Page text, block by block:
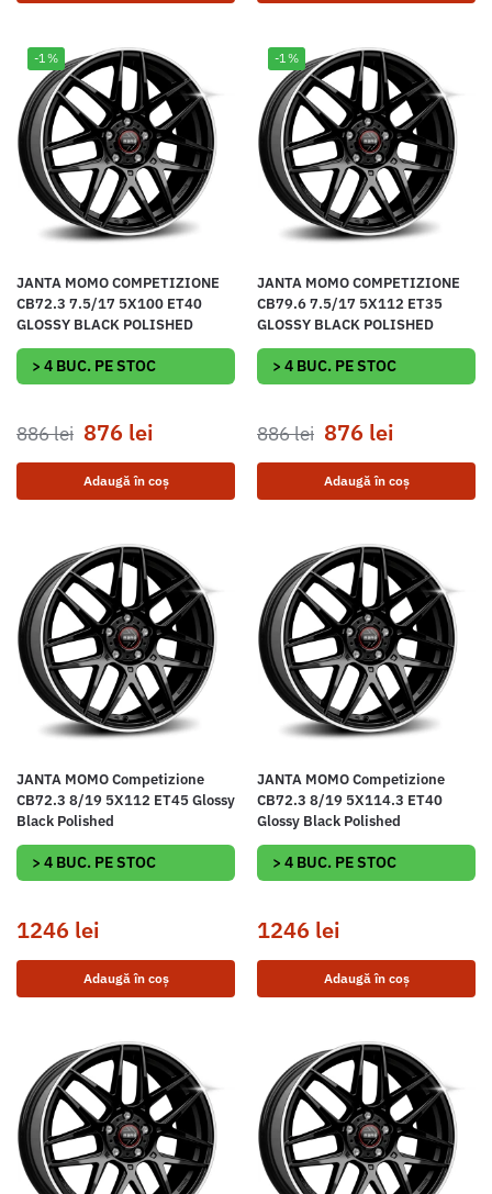
-1%
JANTA MOMO COMPETIZIONE
CB72.3 7.5/17 5X100 ET40
GLOSSY BLACK POLISHED
> 4 BUC. PE STOC
886lei 876 lei
Adaugă în coș
-1%
JANTA MOMO COMPETIZIONE
CB79.6 7.5/17 5X112 ET35
GLOSSY BLACK POLISHED
> 4 BUC. PE STOC
886lei 876 lei
Adaugă în coș
JANTA MOMO Competizione
CB72.3 8/19 5X112 ET45 Glossy
Black Polished
> 4 BUC. PE STOC
1246 lei
Adaugă în coș
JANTA MOMO Competizione
CB72.3 8/19 5X114.3 ET40
Glossy Black Polished
> 4 BUC. PE STOC
1246 lei
Adaugă în coș